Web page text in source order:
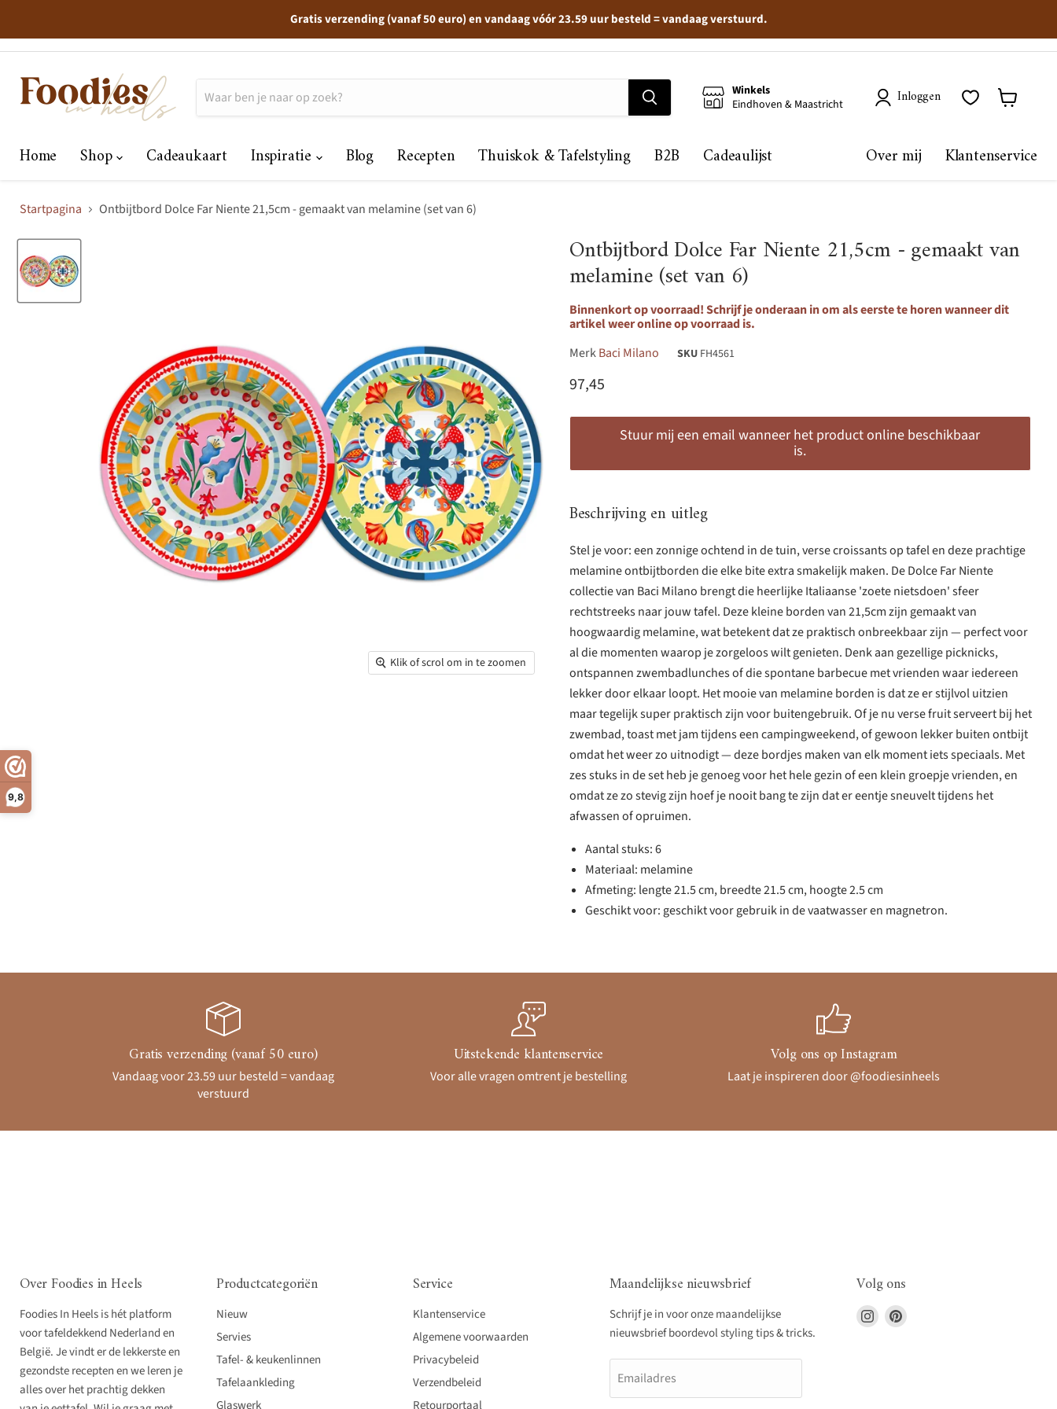
9,8
Gratis verzending (vanaf 50 euro) en vandaag vóór 23.59 uur besteld = vandaag verstuurd.
Winkels
Eindhoven & Maastricht
Inloggen
Home Shop Cadeaukaart Inspiratie Blog Recepten Thuiskok & Tafelstyling B2B Cadeaulijst Over mij Klantenservice
Startpagina Ontbijtbord Dolce Far Niente 21,5cm - gemaakt van melamine (set van 6)
Klik of scrol om in te zoomen
Ontbijtbord Dolce Far Niente 21,5cm - gemaakt van
melamine (set van 6)
Binnenkort op voorraad! Schrijf je onderaan in om als eerste te horen wanneer dit
artikel weer online op voorraad is.
MerkBaci Milano SKU FH4561
Huidige prijs
97,45
Stuur mij een email wanneer het product online beschikbaar
is.
Beschrijving en uitleg
Stel je voor: een zonnige ochtend in de tuin, verse croissants op tafel en deze prachtige
melamine ontbijtborden die elke bite extra smakelijk maken. De Dolce Far Niente
collectie van Baci Milano brengt die heerlijke Italiaanse 'zoete nietsdoen' sfeer
rechtstreeks naar jouw tafel. Deze kleine borden van 21,5cm zijn gemaakt van
hoogwaardig melamine, wat betekent dat ze praktisch onbreekbaar zijn — perfect voor
al die momenten waarop je zorgeloos wilt genieten. Denk aan gezellige picknicks,
ontspannen zwembadlunches of die spontane barbecue met vrienden waar iedereen
lekker door elkaar loopt. Het mooie van melamine borden is dat ze er stijlvol uitzien
maar tegelijk super praktisch zijn voor buitengebruik. Of je nu verse fruit serveert bij het
zwembad, toast met jam tijdens een campingweekend, of gewoon lekker buiten ontbijt
omdat het weer zo uitnodigt — deze bordjes maken van elk moment iets speciaals. Met
zes stuks in de set heb je genoeg voor het hele gezin of een klein groepje vrienden, en
omdat ze zo stevig zijn hoef je nooit bang te zijn dat er eentje sneuvelt tijdens het
afwassen of opruimen.
Aantal stuks: 6
Materiaal: melamine
Afmeting: lengte 21.5 cm, breedte 21.5 cm, hoogte 2.5 cm
Geschikt voor: geschikt voor gebruik in de vaatwasser en magnetron.
Gratis verzending (vanaf 50 euro)
Vandaag voor 23.59 uur besteld = vandaag
verstuurd
Uitstekende klantenservice
Voor alle vragen omtrent je bestelling
Volg ons op Instagram
Laat je inspireren door @foodiesinheels
Over Foodies in Heels
Foodies In Heels is hét platform
voor tafeldekkend Nederland en
België. Je vindt er de lekkerste en
gezondste recepten en we leren je
alles over het prachtig dekken
Productcategoriën
Nieuw
Servies
Tafel- & keukenlinnen
Tafelaankleding
Glaswerk
Service
Klantenservice
Algemene voorwaarden
Privacybeleid
Verzendbeleid
Retourportaal
Maandelijkse nieuwsbrief
Schrijf je in voor onze maandelijkse
nieuwsbrief boordevol styling tips & tricks.
Emailadres
Volg ons
Vind
ons
Vind